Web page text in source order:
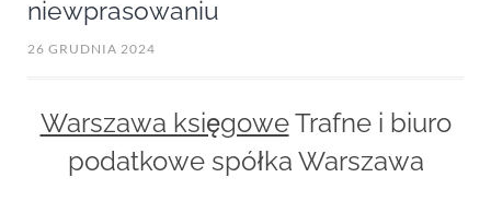
niewprasowaniu
26 GRUDNIA 2024
Warszawa księgoweTrafne i biuro
podatkowe spółka Warszawa